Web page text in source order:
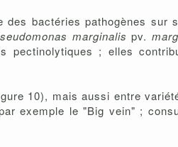
des bactéries pathogènes sur
marginalis pv.
pectinolytiques ; elles
10), mais aussi entre
exemple le "Big vein" ;